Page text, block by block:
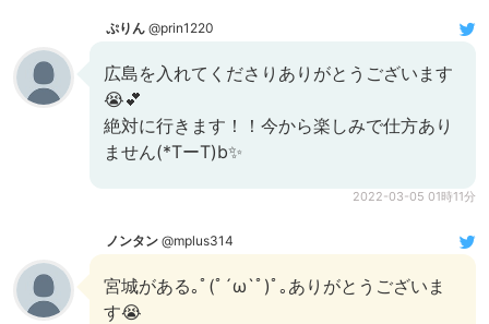
ぷりん @prin1220
広島を入れてくださりありがとうございます
😭💕
絶対に行きます！！今から楽しみで仕方あり
ません(*TーT)b✨
2022-03-05 01時11分
ノンタン @mplus314
宮城がある｡ﾟ(ﾟ´ω`ﾟ)ﾟ｡ありがとうございま
す😭